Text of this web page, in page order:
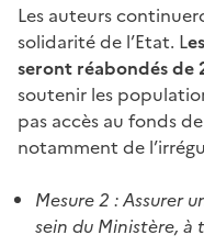
Les auteurs
solidarité de l’Etat. L
seront réabondés de
soutenir les
pas accès au fonds
notamment de
Mesure 2 : Assurer
sein du Ministère, à